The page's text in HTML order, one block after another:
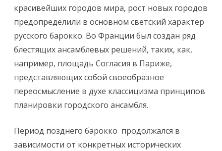
красивейших городов мира, рост новых городов
предопределили в основном светский характер
русского барокко. Во Франции был создан ряд
блестящих ансамблевых решений, таких, как,
например, площадь Согласия в Париже,
представляющих собой своеобразное
переосмысление в духе классицизма принципов
планировки городского ансамбля.
Период позднего барокко продолжался в
зависимости от конкретных исторических